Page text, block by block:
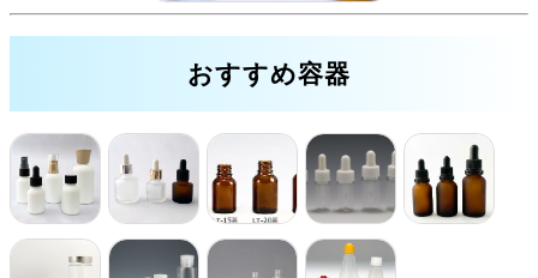
おすすめ容器